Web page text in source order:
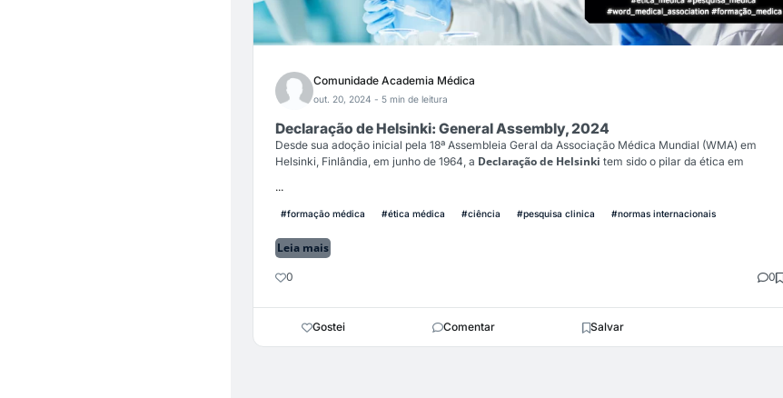
Comunidade Academia Médica
out. 20, 2024 - 5 min de leitura
Declaração de Helsinki: General Assembly, 2024
Desde sua adoção inicial pela 18ª Assembleia Geral da Associação Médica Mundial (WMA) em
Helsinki, Finlândia, em junho de 1964, a Declaração de Helsinki tem sido o pilar da ética em
...
#formação médica #ética médica #ciência #pesquisa clinica #normas internacionais
Leia mais
0 0
Gostei Comentar Salvar